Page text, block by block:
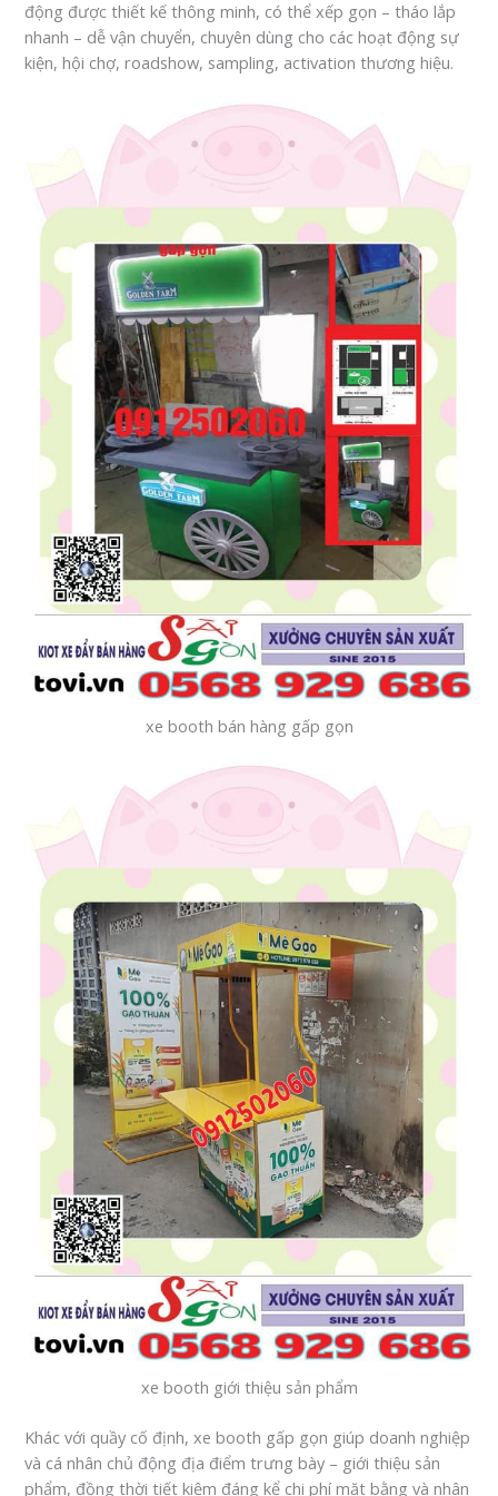
động được thiết kế thông minh, có thể xếp gọn – tháo lắp
nhanh – dễ vận chuyển, chuyên dùng cho các hoạt động sự
kiện, hội chợ, roadshow, sampling, activation thương hiệu.
xe booth bán hàng gấp gọn
xe booth giới thiệu sản phẩm
Khác với quầy cố định, xe booth gấp gọn giúp doanh nghiệp
và cá nhân chủ động địa điểm trưng bày – giới thiệu sản
phẩm, đồng thời tiết kiệm đáng kể chi phí mặt bằng và nhân